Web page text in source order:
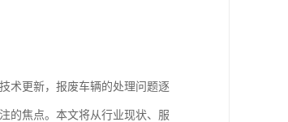
术更新，报废车辆的处理问题逐
的焦点。本文将从行业现状、服